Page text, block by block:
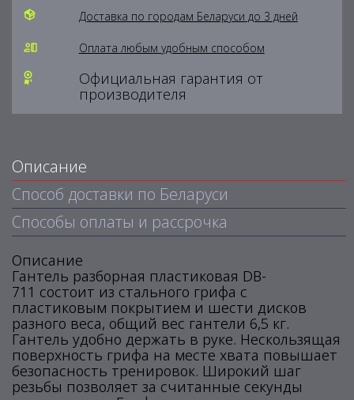
Доставка по городам Беларуси до 3 дней
Оплата любым удобным способом
Официальная гарантия от
производителя
Описание
Способ доставки по Беларуси
Способы оплаты и рассрочка
Описание
Гантель разборная пластиковая DB-
711 состоит из стального грифа с
пластиковым покрытием и шести дисков
разного веса, общий вес гантели 6,5 кг.
Гантель удобно держать в руке. Нескользящая
поверхность грифа на месте хвата повышает
безопасность тренировок. Широкий шаг
резьбы позволяет за считанные секунды